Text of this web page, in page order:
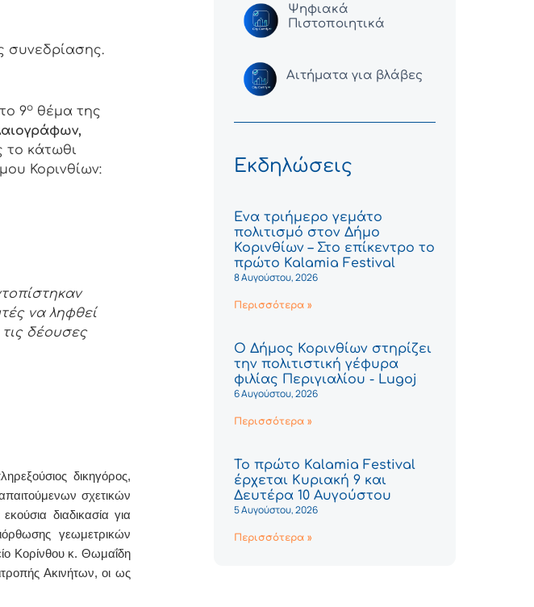
9ο θέμα της
το κάτωθι
Κορινθίων:
να ληφθεί
δέουσες
δικηγόρος,
σχετικών
διαδικασία για
γεωμετρικών
Κορίνθου κ. Θωμαΐδη
Ακινήτων, οι ως
Ψηφιακά
Πιστοποιητικά
Αιτήματα για βλάβες
Εκδηλώσεις
Ένα τριήμερο γεμάτο
πολιτισμό στον Δήμο
Κορινθίων – Στο επίκεντρο το
πρώτο Kalamia Festival
8 Αυγούστου, 2026
Περισσότερα »
Ο Δήμος Κορινθίων στηρίζει
την πολιτιστική γέφυρα
φιλίας Περιγιαλίου - Lugoj
6 Αυγούστου, 2026
Περισσότερα »
Το πρώτο Kalamia Festival
έρχεται Κυριακή 9 και
Δευτέρα 10 Αυγούστου
5 Αυγούστου, 2026
Περισσότερα »